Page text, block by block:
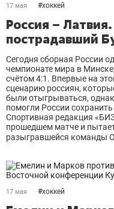
17 мая #хоккей
Россия –
пострадавший
Сегодня сборная России
чемпионате мира в
счётом 4:1. Впервые на
сценарию россиян,
были отыгрываться,
помогли России
Спортивная редакция
прошедшем матче и
разыгравшейся команды
17 мая #хоккей